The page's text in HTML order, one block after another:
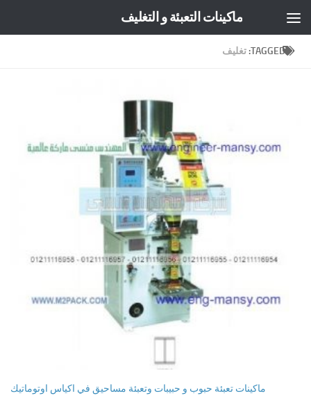
ماكينات التعبئة و التغليف
TAGGED: تغليف
ماكينات تعبئة حبوب و حبيبات وتعبئة مساحيق في اكياس اوتوماتيك